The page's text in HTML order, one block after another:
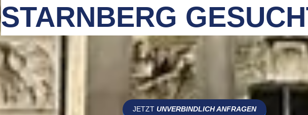
STARNBERG
JETZT UNVERBINDLICH ANFRAGEN